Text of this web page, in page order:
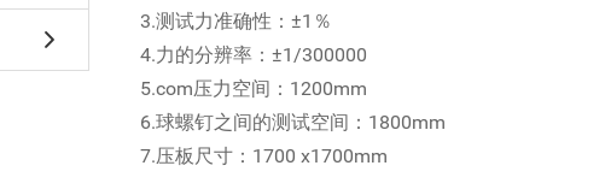
3.测试力准确性：±1％
4.力的分辨率：±1/300000
5.com压力空间：1200mm
6.球螺钉之间的测试空间：1800mm
7.压板尺寸：1700 x1700mm